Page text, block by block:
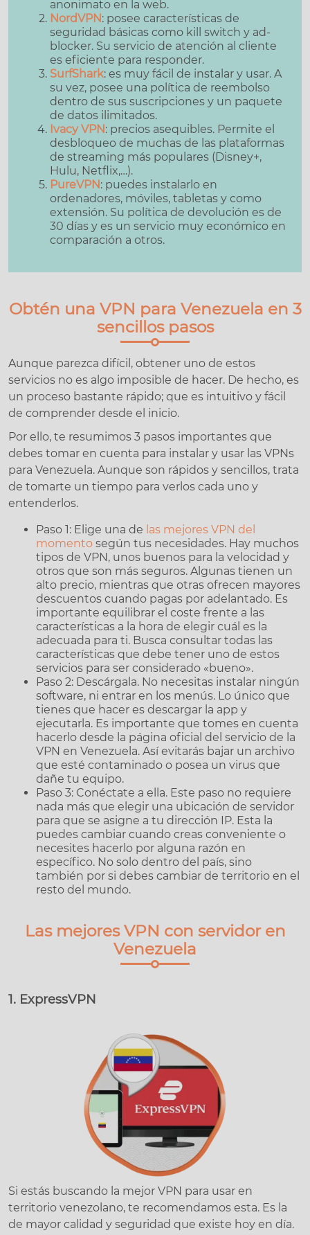
anonimato en la web.
NordVPN: posee características de
seguridad básicas como kill switch y ad-
blocker. Su servicio de atención al cliente
es eficiente para responder.
SurfShark: es muy fácil de instalar y usar. A
su vez, posee una política de reembolso
dentro de sus suscripciones y un paquete
de datos ilimitados.
Ivacy VPN: precios asequibles. Permite el
desbloqueo de muchas de las plataformas
de streaming más populares (Disney+,
Hulu, Netflix,…).
PureVPN: puedes instalarlo en
ordenadores, móviles, tabletas y como
extensión. Su política de devolución es de
30 días y es un servicio muy económico en
comparación a otros.
Obtén una VPN para Venezuela en 3
sencillos pasos
Aunque parezca difícil, obtener uno de estos
servicios no es algo imposible de hacer. De hecho, es
un proceso bastante rápido; que es intuitivo y fácil
de comprender desde el inicio.
Por ello, te resumimos 3 pasos importantes que
debes tomar en cuenta para instalar y usar las VPNs
para Venezuela. Aunque son rápidos y sencillos, trata
de tomarte un tiempo para verlos cada uno y
entenderlos.
Paso 1: Elige una de las mejores VPN del
momento según tus necesidades. Hay muchos
tipos de VPN, unos buenos para la velocidad y
otros que son más seguros. Algunas tienen un
alto precio, mientras que otras ofrecen mayores
descuentos cuando pagas por adelantado. Es
importante equilibrar el coste frente a las
características a la hora de elegir cuál es la
adecuada para ti. Busca consultar todas las
características que debe tener uno de estos
servicios para ser considerado «bueno».
Paso 2: Descárgala. No necesitas instalar ningún
software, ni entrar en los menús. Lo único que
tienes que hacer es descargar la app y
ejecutarla. Es importante que tomes en cuenta
hacerlo desde la página oficial del servicio de la
VPN en Venezuela. Así evitarás bajar un archivo
que esté contaminado o posea un virus que
dañe tu equipo.
Paso 3: Conéctate a ella. Este paso no requiere
nada más que elegir una ubicación de servidor
para que se asigne a tu dirección IP. Esta la
puedes cambiar cuando creas conveniente o
necesites hacerlo por alguna razón en
específico. No solo dentro del país, sino
también por si debes cambiar de territorio en el
resto del mundo.
Las mejores VPN con servidor en
Venezuela
1. ExpressVPN
Si estás buscando la mejor VPN para usar en
territorio venezolano, te recomendamos esta. Es la
de mayor calidad y seguridad que existe hoy en día.